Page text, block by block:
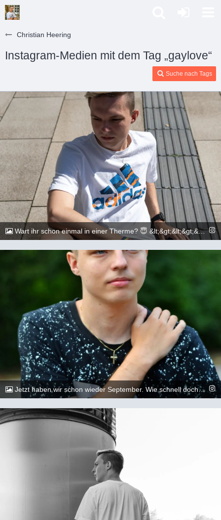
Christian Heering
Instagram-Medien mit dem Tag „gaylove“
Suche nach Tags
Wart ihr schon einmal in einer Therme? 😇 &lt;&gt;&lt;&gt;&lt;&gt;&lt;&gt;&lt;&gt;&lt;&gt;&lt;&gt;&lt;&gt;&lt;&gt;&lt;&gt; 📷: @dylan.maikel &lt;&gt;&lt;&gt;&lt;&gt;&lt;&gt;&lt;&gt;&lt;&gt;&lt;&gt;&lt;&gt;&lt;&gt;&lt;&gt; #gay #lgbtq #Köln #Cologne #german #berlin #boy #marburg #gaylove #eisenach #Kassel #Düsseldorf #Duesseldorf #shooting #summer #summertime #travel #sun #pride #loveislove #gayboy
@_chr2s_ 4. September 2022
Jetzt haben wir schon wieder September. Wie schnell doch die Zeit vergeht. 🙈😇Genießt also das restliche Jahr.🏳️‍🌈 &lt;&gt;&lt;&gt;&lt;&gt;&lt;&gt;&lt;&gt;&lt;&gt;&lt;&gt;&lt;&gt;&lt;&gt;&lt;&gt; 📷: @artdescription_photography &lt;&gt;&lt;&gt;&lt;&gt;&lt;&gt;&lt;&gt;&lt;&gt;&lt;&gt;&lt;&gt;&lt;&gt;&lt;&gt; #gay #lgbtq #Köln #Cologne #german #berlin #boy #marburg #gaylove #eisenach #Kassel #Düsseldorf #Duesseldorf #shooting #summer #summertime #travel #sun #pride #loveislove #gayboy
@_chr2s_ 1. September 2022